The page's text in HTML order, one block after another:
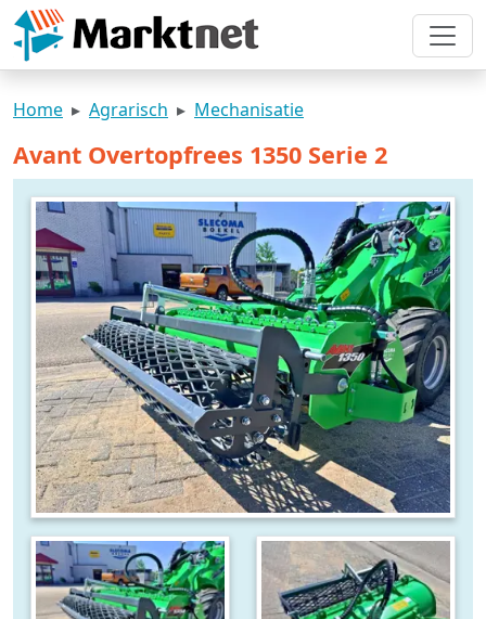
Home Agrarisch Mechanisatie
Avant Overtopfrees 1350 Serie 2